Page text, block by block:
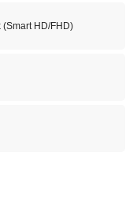
(Smart HD/FHD)